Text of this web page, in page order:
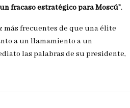
fracaso estratégico para Moscú”.
más frecuentes de que una élite
a un llamamiento a un
las palabras de su presidente,